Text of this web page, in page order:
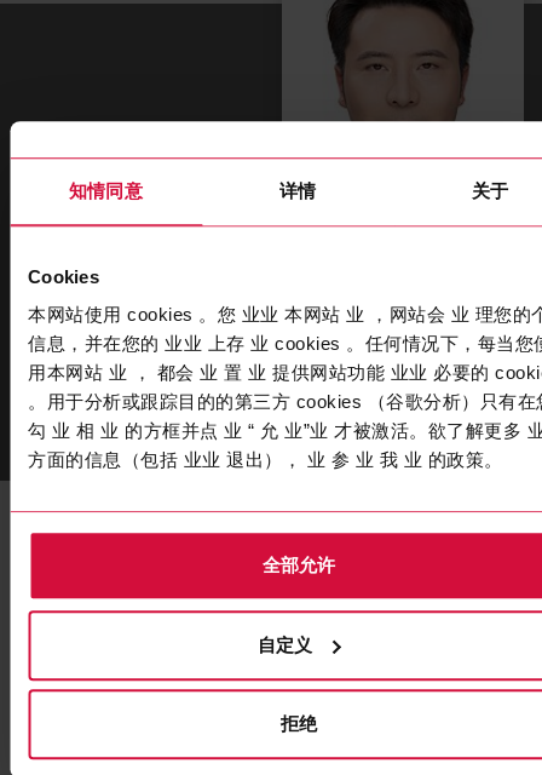
知情同意 详情 关于
Cookies
本网站使用 cookies 。您 业业 本网站 业 ，网站会 业 理您的
信息，并在您的 业业 上存 业 cookies 。任何情况下，每当您
用本网站 业 ， 都会 业 置 业 提供网站功能 业业 必要的
。用于分析或跟踪目的的第三方 cookies （谷歌分析）只有在
勾 业 相 业 的方框并点 业 “ 允 业”业 才被激活。欲了解更多
方面的信息（包括 业业 退出）， 业 参 业 我 业 的政策。
全部允许
自定义
拒绝
Sales Manager
T+86 15050283797
SEND EMAIL
您可能也对这些产品感兴趣